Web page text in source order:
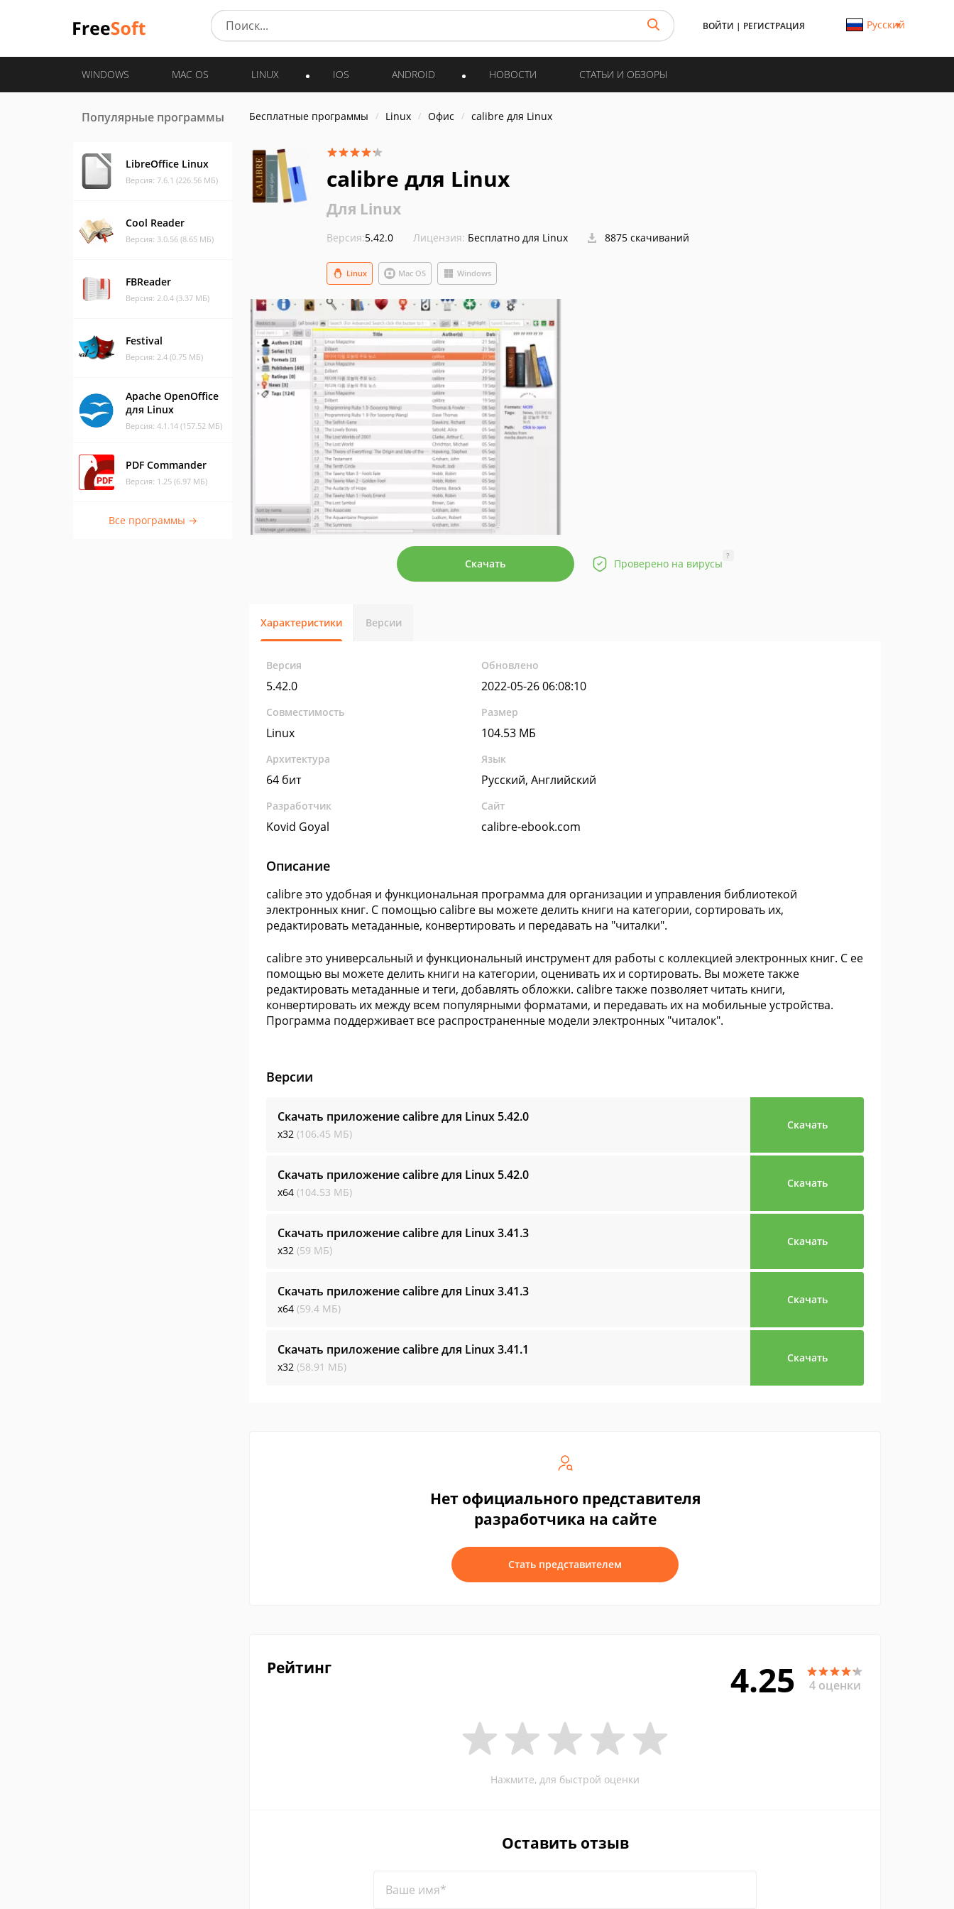
ВОЙТИ | РЕГИСТРАЦИЯ Русский
WINDOWS MAC OS LINUX IOS ANDROID НОВОСТИ СТАТЬИ И ОБЗОРЫ
Популярные программы
LibreOffice Linux
Версия: 7.6.1 (226.56 МБ)
Cool Reader
Версия: 3.0.56 (8.65 МБ)
FBReader
Версия: 2.0.4 (3.37 МБ)
Festival
Версия: 2.4 (0.75 МБ)
Apache OpenOffice
для Linux
Версия: 4.1.14 (157.52 МБ)
PDF Commander
Версия: 1.25 (6.97 МБ)
Все программы →
Бесплатные программы Linux Офис calibre для Linux
calibre для Linux
Для Linux
Версия:5.42.0 Лицензия: Бесплатно для Linux 8875 скачиваний
Mac OS
Linux Windows
Скачать Проверено на вирусы
?
Характеристики Версии
Версия
5.42.0
Обновлено
2022-05-26 06:08:10
Совместимость
Linux
Размер
104.53 МБ
Архитектура
64 бит
Язык
Русский, Английский
Разработчик
Kovid Goyal
Сайт
calibre-ebook.com
Описание
calibre это удобная и функциональная программа для организации и управления библиотекой
электронных книг. С помощью calibre вы можете делить книги на категории, сортировать их,
редактировать метаданные, конвертировать и передавать на "читалки".
calibre это универсальный и функциональный инструмент для работы с коллекцией электронных книг. С ее
помощью вы можете делить книги на категории, оценивать их и сортировать. Вы можете также
редактировать метаданные и теги, добавлять обложки. calibre также позволяет читать книги,
конвертировать их между всем популярными форматами, и передавать их на мобильные устройства.
Программа поддерживает все распространенные модели электронных "читалок".
Версии
Скачать приложение calibre для Linux 5.42.0
x32 (106.45 МБ)
Скачать
Скачать приложение calibre для Linux 5.42.0
x64 (104.53 МБ)
Скачать
Скачать приложение calibre для Linux3.41.3
x32 (59 МБ)
Скачать
Скачать приложение calibre для Linux3.41.3
x64 (59.4 МБ)
Скачать
Скачать приложение calibre для Linux3.41.1
x32 (58.91 МБ)
Скачать
Нет официального представителя
разработчика на сайте
Стать представителем
Рейтинг 4.25 4 оценки
Нажмите, для быстрой оценки
Оставить отзыв
Ваше имя*